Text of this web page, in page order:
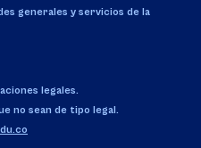
generales y servicios de la
legales.
no sean de tipo legal.